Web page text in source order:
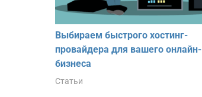
Выбираем быстрого хостинг-
провайдера для вашего онлайн-
бизнеса
Статьи